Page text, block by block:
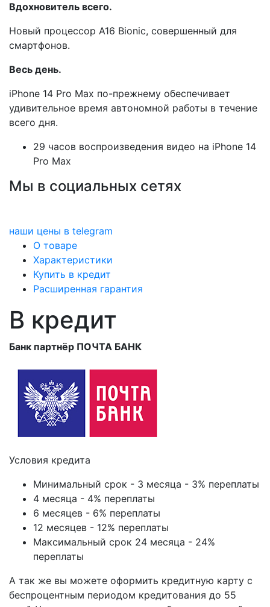
Вдохновитель всего.
Новый процессор A16 Bionic, совершенный для
смартфонов.
Весь день.
iPhone 14 Pro Max по-прежнему обеспечивает
удивительное время автономной работы в течение
всего дня.
29 часов воспроизведения видео на iPhone 14
Pro Max
Мы в социальных сетях
наши цены в telegram
О товаре
Характеристики
Купить в кредит
Расширенная гарантия
В кредит
Банк партнёр ПОЧТА БАНК
Условия кредита
Минимальный срок - 3 месяца - 3% переплаты
4 месяца - 4% переплаты
6 месяцев - 6% переплаты
12 месяцев - 12% переплаты
Максимальный срок 24 месяца - 24%
переплаты
А так же вы можете оформить кредитную карту с
беспроцентным периодом кредитования до 55